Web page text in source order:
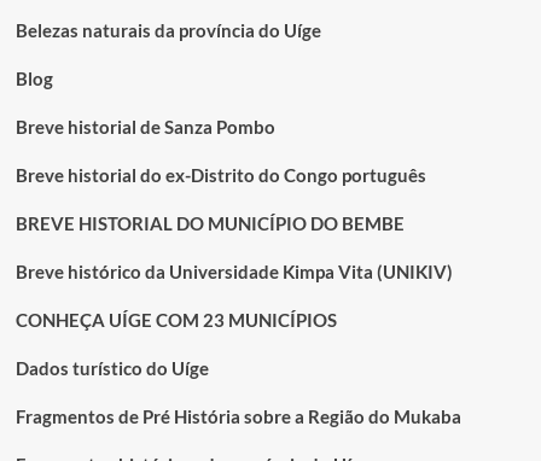
Belezas naturais da província do Uíge
Blog
Breve historial de Sanza Pombo
Breve historial do ex-Distrito do Congo português
BREVE HISTORIAL DO MUNICÍPIO DO BEMBE
Breve histórico da Universidade Kimpa Vita (UNIKIV)
CONHEÇA UÍGE COM 23 MUNICÍPIOS
Dados turístico do Uíge
Fragmentos de Pré História sobre a Região do Mukaba